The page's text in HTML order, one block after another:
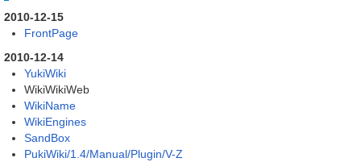
一覧
単語検索
2010-12-15
FrontPage
2010-12-14
YukiWiki
WikiWikiWeb
WikiName
WikiEngines
SandBox
PukiWiki/1.4/Manual/Plugin/V-Z